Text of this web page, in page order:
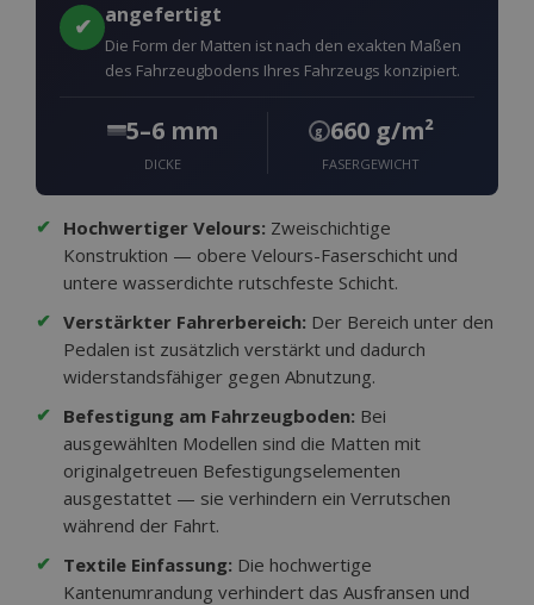
✔ angefertigt
Die Form der Matten ist nach den exakten Maßen
des Fahrzeugbodens Ihres Fahrzeugs konzipiert.
5–6 mm
DICKE
g 660 g/m²
FASERGEWICHT
✔ Hochwertiger Velours: Zweischichtige
Konstruktion — obere Velours-Faserschicht und
untere wasserdichte rutschfeste Schicht.
✔ Verstärkter Fahrerbereich: Der Bereich unter den
Pedalen ist zusätzlich verstärkt und dadurch
widerstandsfähiger gegen Abnutzung.
✔ Befestigung am Fahrzeugboden: Bei
ausgewählten Modellen sind die Matten mit
originalgetreuen Befestigungselementen
ausgestattet — sie verhindern ein Verrutschen
während der Fahrt.
✔ Textile Einfassung: Die hochwertige
Kantenumrandung verhindert das Ausfransen und